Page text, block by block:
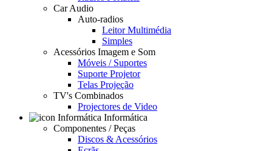
Car Audio
Auto-radios
Leitor Multimédia
Simples
Acessórios Imagem e Som
Móveis / Suportes
Suporte Projetor
Telas Projeção
TV's Combinados
Projectores de Video
Informática
Componentes / Peças
Discos & Acessórios